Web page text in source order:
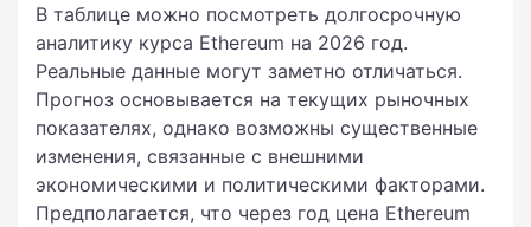
В таблице можно посмотреть долгосрочную
аналитику курса Ethereum на 2026 год.
Реальные данные могут заметно отличаться.
Прогноз основывается на текущих рыночных
показателях, однако возможны существенные
изменения, связанные с внешними
экономическими и политическими факторами.
Предполагается, что через год цена Ethereum